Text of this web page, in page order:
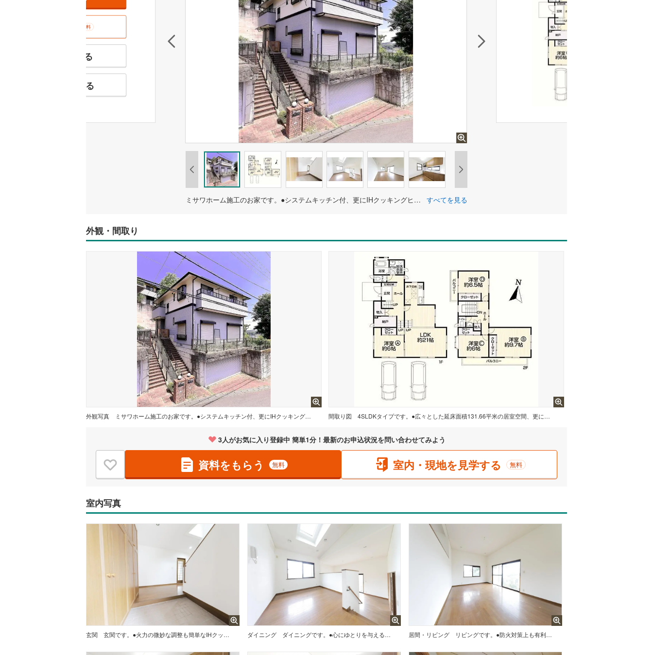
無料
特徴の似た物件を見る
お気に入りに追加する
ミサワホーム施工のお家です。●システムキッチン付、更にIHクッキングヒーター付なので、スマートなキッチンの印象を作っています。また広々とした延床面積131.66平米の居室空間で、その上心にゆとりを与える庭有の住戸なので、爽やかな風とあたたかな光を感じる癒しの場に。ちなみに南向の住居です。家族みんなのワガママにも応える4SLDK。是非見学にお越しください。 すべてを見る
外観・間取り
外観写真 ミサワホーム施工のお家です。●システムキッチン付、更にIHクッキングヒーター付なので、スマートなキッチンの印象を作っています。また広々とした延床面積131.66平米の居室空間で、その上心にゆとりを与える庭有の住戸なので、爽やかな風とあたたかな光を感じる癒しの場に。ちなみに南向の住居です。家族みんなのワガママにも応える4SLDK。是非見学にお越しください。 間取り図 4SLDKタイプです。●広々とした延床面積131.66平米の居室空間、更に敷地はもちろん気持ちにもゆとりを与える庭がある暮らしが叶います。また素材を均一に温められるIHクッキングヒーター付で、その上システムキッチン採用なので、食事の準備も片付けもスムーズに取り組めます。ちなみに南向の住居です。家族みんなのワガママにも応える4SLDK。是非見学にお越しください。
3人がお気に入り登録中 簡単1分！最新のお申込状況を問い合わせてみよう
資料をもらう 無料 室内・現地を見学する 無料
室内写真
玄関 玄関です。●火力の微妙な調整も簡単なIHクッキングヒーター付、更にシステムキッチンなので、日々のお料理が楽しくはかどります。また広々とした延床面積131.66平米の居室空間で、その上心にゆとりを与える庭有の住戸なので、爽やかな風とあたたかな光を感じる癒しの場に。ちなみに南向の住居です。家族みんなのワガママにも応える4SLDK。是非見学にお越しください。 ダイニング ダイニングです。●心にゆとりを与える庭付、更に南向なので、1日を通して日が当たりやすく冬場もあったか。また広々とした延床面積131.66平米の居室空間で、その上拭き掃除のみでお手入れ楽チンなIHクッキングヒーター採用なので、揚げ物調理の跳ね油のお掃除も手間要らずです。ちなみにシステムキッチン付です。家族みんなのワガママにも応える4SLDK。是非見学にお越しください。 居間・リビング リビングです。●防火対策上も有利な隣接建物と2m以上離れた住戸、更に多重の安全機能が心強いIHクッキングヒーター付なので、拭き掃除のみでお手入れ楽チンです。また広々とした延床面積131.66平米の居室空間で、その上心にゆとりを与える庭有の住戸なので、アウトドアのある暮らしが叶います。ちなみにシステムキッチン付です。家族みんなのワガママにも応える4SLDK。是非見学にお越しください。